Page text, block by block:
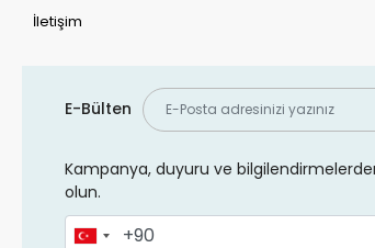
İletişim
E-Bülten
Kampanya, duyuru ve
olun.